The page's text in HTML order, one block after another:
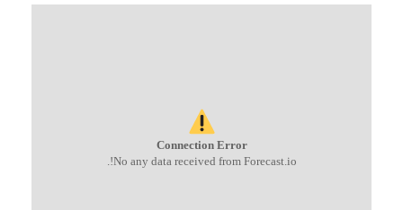
Connection Error
No any data received from Forecast.io!.